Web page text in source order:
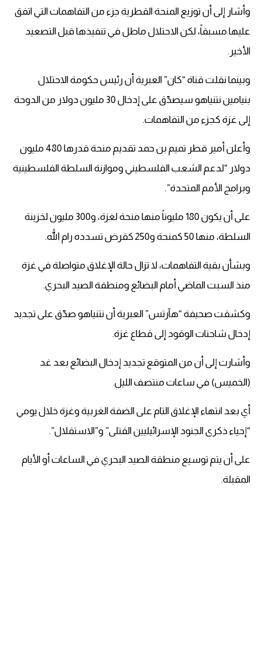
وأشار إلى أن توزيع المنحة القطرية جزء من التفاهمات التي اتفق
عليها مسبقاً، لكن الاحتلال ماطل في تنفيذها قبل التصعيد
الأخير.
وبينما نقلت قناة “كان” العبرية أن رئيس حكومة الاحتلال
بنيامين نتنياهو سيصدّق على إدخال 30 مليون دولار من الدوحة
إلى غزة كجزء من التفاهمات.
وأعلن أمير قطر تميم بن حمد تقديم منحة قدرها 480 مليون
دولار “لدعم الشعب الفلسطيني وموازنة السلطة الفلسطينية
وبرامج الأمم المتحدة”.
على أن يكون 180 مليوناً منها منحة لغزة، و300 مليون لخزينة
السلطة، منها 50 كمنحة و250 كقرض تسدده رام الله.
وبشأن بقية التفاهمات، لا تزال حالة الإغلاق متواصلة في غزة
منذ السبت الماضي أمام البضائع ومنطقة الصيد البحري.
وكشقت صحيفة “هآرتس” العبرية أن نتنياهو صدّق على تجديد
إدخال شاحنات الوقود إلى قطاع غزة.
وأشارت إلى أن من المتوقع تجديد إدخال البضائع بعد غد
(الخميس) في ساعات منتصف الليل.
أي بعد انتهاء الإغلاق التام على الضفة الغربية وغزة خلال يومي
“إحياء ذكرى الجنود الإسرائيليين القتلى” و”الاستقلال”.
على أن يتم توسيع منطقة الصيد البحري في الساعات أو الأيام
المقبلة.